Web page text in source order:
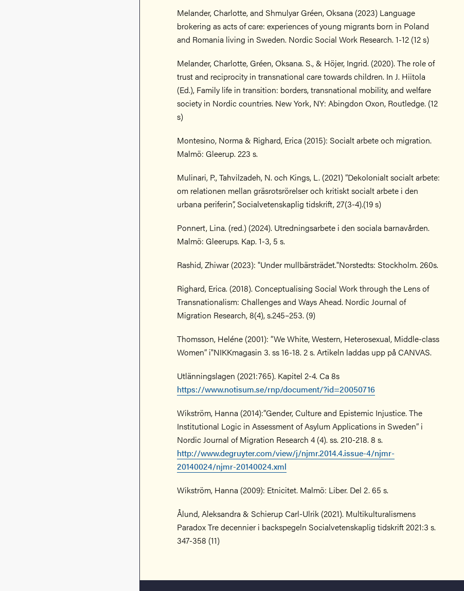
Melander, Charlotte, and Shmulyar Gréen, Oksana (2023) Language
brokering as acts of care: experiences of young migrants born in Poland
and Romania living in Sweden. Nordic Social Work Research. 1-12 (12 s)
Melander, Charlotte, Gréen, Oksana. S., & Höjer, Ingrid. (2020). The role of
trust and reciprocity in transnational care towards children. In J. Hiitola
(Ed.), Family life in transition: borders, transnational mobility, and welfare
society in Nordic countries. New York, NY: Abingdon Oxon, Routledge. (12
s)
Montesino, Norma & Righard, Erica (2015): Socialt arbete och migration.
Malmö: Gleerup. 223 s.
Mulinari, P., Tahvilzadeh, N. och Kings, L. (2021) ”Dekolonialt socialt arbete:
om relationen mellan gräsrotsrörelser och kritiskt socialt arbete i den
urbana periferin”, Socialvetenskaplig tidskrift, 27(3-4).(19 s)
Ponnert, Lina. (red.) (2024). Utredningsarbete i den sociala barnavården.
Malmö: Gleerups. Kap. 1-3, 5 s.
Rashid, Zhiwar (2023): "Under mullbärsträdet."Norstedts: Stockholm. 260s.
Righard, Erica. (2018). Conceptualising Social Work through the Lens of
Transnationalism: Challenges and Ways Ahead. Nordic Journal of
Migration Research, 8(4), s.245–253. (9)
Thomsson, Heléne (2001): ”We White, Western, Heterosexual, Middle-class
Women” i"NIKKmagasin 3. ss 16-18. 2 s. Artikeln laddas upp på CANVAS.
Utlänningslagen (2021:765). Kapitel 2-4. Ca 8s
https://www.notisum.se/rnp/document/?id=20050716
Wikström, Hanna (2014):”Gender, Culture and Epistemic Injustice. The
Institutional Logic in Assessment of Asylum Applications in Sweden” i
Nordic Journal of Migration Research 4 (4). ss. 210-218. 8 s.
http://www.degruyter.com/view/j/njmr.2014.4.issue-4/njmr-
20140024/njmr-20140024.xml
Wikström, Hanna (2009): Etnicitet. Malmö: Liber. Del 2. 65 s.
Ålund, Aleksandra & Schierup Carl-Ulrik (2021). Multikulturalismens
Paradox Tre decennier i backspegeln Socialvetenskaplig tidskrift 2021:3 s.
347-358 (11)